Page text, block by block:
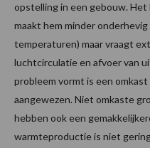
opstelling in een gebouw.
maakt hem minder
temperaturen) maar vraagt
luchtcirculatie en afvoer van
probleem vormt is een
aangewezen. Niet omkaste
hebben ook een
warmteproductie is niet